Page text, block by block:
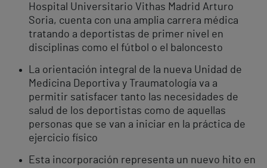
Hospital Universitario Vithas Madrid Arturo
Soria, cuenta con una amplia carrera médica
tratando a deportistas de primer nivel en
disciplinas como el fútbol o el baloncesto
La orientación integral de la nueva Unidad de
Medicina Deportiva y Traumatología va a
permitir satisfacer tanto las necesidades de
salud de los deportistas como de aquellas
personas que se van a iniciar en la práctica de
ejercicio físico
Esta incorporación representa un nuevo hito en